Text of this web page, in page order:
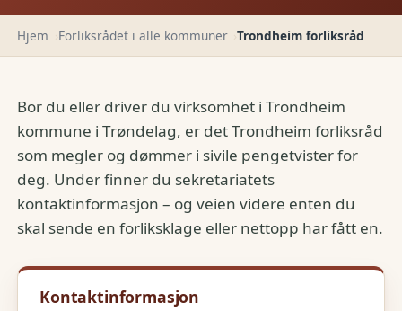
Hjem Forliksrådet i alle kommuner Trondheim forliksråd
Bor du eller driver du virksomhet i Trondheim
kommune i Trøndelag, er det Trondheim forliksråd
som megler og dømmer i sivile pengetvister for
deg. Under finner du sekretariatets
kontaktinformasjon – og veien videre enten du
skal sende en forliksklage eller nettopp har fått en.
Kontaktinformasjon